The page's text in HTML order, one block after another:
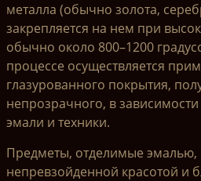
металла (обычно золота,
закрепляется на нем при
обычно около 800–1200
процессе осуществляется
глазурованного покрытия,
непрозрачного, в
эмали и техники.
Предметы, отделимые эмалью,
непревзойденной красотой и